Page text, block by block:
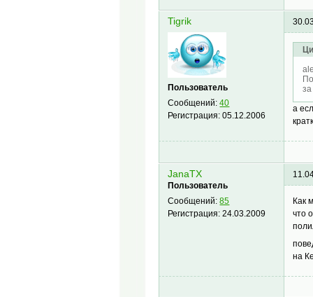
Tigrik
Пользователь
Сообщений:40
Регистрация:05.12.2006
за
а
JanaTX
Пользователь
Сообщений:85
Регистрация:24.03.2009
Как
что
на